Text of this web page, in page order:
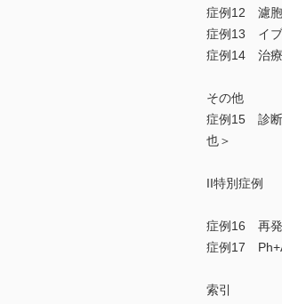
症例12 濾胞
症例13 イブ
症例14 治療
その他
症例15 診断
也＞
II特別症例
症例16 再発
症例17
索引